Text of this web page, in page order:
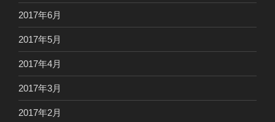
2017年6月
2017年5月
2017年4月
2017年3月
2017年2月